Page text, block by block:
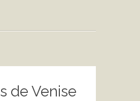
de Venise